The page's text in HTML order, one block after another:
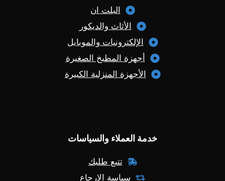
البلت ان
الأثاث والديكور
الإلكترونيات والموبايل
أجهزة المطبخ الصغيرة
الأجهزة المنزلية الكبيرة
خدمة العملاء والسياسات
تتبع طلبك
سياسة الإرجاع